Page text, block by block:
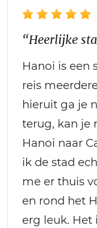
“Heerlijke
Hanoi is een
reis
hieruit ga je
terug, kan je
Hanoi naar
ik de stad
me er thuis
en rond het
erg leuk. Het